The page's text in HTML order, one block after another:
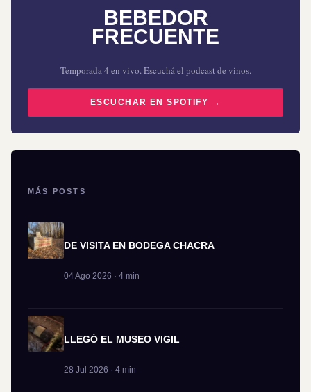
BEBEDOR
FRECUENTE
Temporada 4 en vivo. Escuchá el podcast de vinos.
ESCUCHAR EN SPOTIFY →
MÁS POSTS
DE VISITA EN BODEGA CHACRA
04 Ago 2026 · 4 min
LLEGÓ EL MUSEO VIGIL
28 Jul 2026 · 4 min